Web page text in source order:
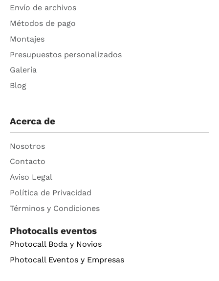
Envío de archivos
Métodos de pago
Montajes
Presupuestos personalizados
Galería
Blog
Acerca de
Nosotros
Contacto
Aviso Legal
Política de Privacidad
Términos y Condiciones
Photocalls eventos
Photocall Boda y Novios
Photocall Eventos y Empresas